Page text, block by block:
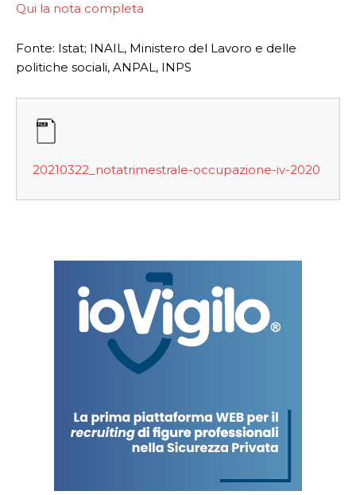
Qui la nota completa
Fonte: Istat; INAIL, Ministero del Lavoro e delle
politiche sociali, ANPAL, INPS
20210322_notatrimestrale-occupazione-iv-2020